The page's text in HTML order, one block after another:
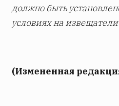
должно быть
условиях на
(Измененная